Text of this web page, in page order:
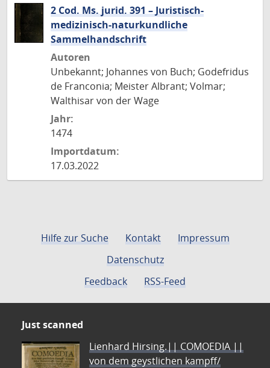
2 Cod. Ms. jurid. 391 – Juristisch-
medizinisch-naturkundliche
Sammelhandschrift
Autoren
Unbekannt; Johannes von Buch; Godefridus
de Franconia; Meister Albrant; Volmar;
Walthisar von der Wage
Jahr:
1474
Importdatum:
17.03.2022
Hilfe zur Suche Kontakt
Impressum
Datenschutz
Feedback
RSS-Feed
Just scanned
Lienhard Hirsing.|| COMOEDIA ||
von dem geystlichen kampff/